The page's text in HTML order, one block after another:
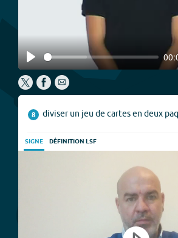
Play
8 diviser un jeu de cartes en deux
SIGNE DÉFINITION LSF